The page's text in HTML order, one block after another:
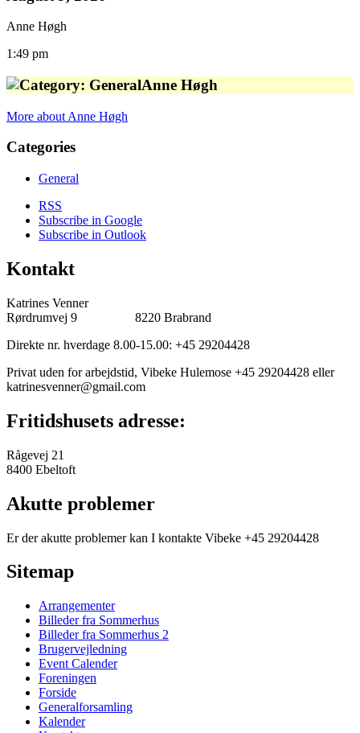
Anne Høgh
1:49 pm
Anne Høgh
More about Anne Høgh
Categories
General
RSS
Subscribe in Google
Subscribe in Outlook
Kontakt
Katrines Venner
Rørdrumvej 9 8220 Brabrand
Direkte nr. hverdage 8.00-15.00: +45 29204428
Privat uden for arbejdstid, Vibeke Hulemose +45 29204428 eller
katrinesvenner@gmail.com
Fritidshusets adresse:
Rågevej 21
8400 Ebeltoft
Akutte problemer
Er der akutte problemer kan I kontakte Vibeke +45 29204428
Sitemap
Arrangementer
Billeder fra Sommerhus
Billeder fra Sommerhus 2
Brugervejledning
Event Calender
Foreningen
Forside
Generalforsamling
Kalender